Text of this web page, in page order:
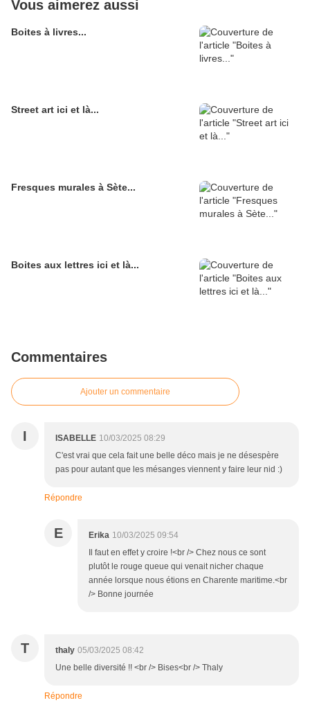
Vous aimerez aussi
Boites à livres...
Street art ici et là...
Fresques murales à Sète...
Boites aux lettres ici et là...
Commentaires
Ajouter un commentaire
I ISABELLE 10/03/2025 08:29
C'est vrai que cela fait une belle déco mais je ne désespère
pas pour autant que les mésanges viennent y faire leur nid :)
Répondre
E Erika 10/03/2025 09:54
Il faut en effet y croire !<br /> Chez nous ce sont
plutôt le rouge queue qui venait nicher chaque
année lorsque nous étions en Charente maritime.<br
/> Bonne journée
T thaly 05/03/2025 08:42
Une belle diversité !! <br /> Bises<br /> Thaly
Répondre